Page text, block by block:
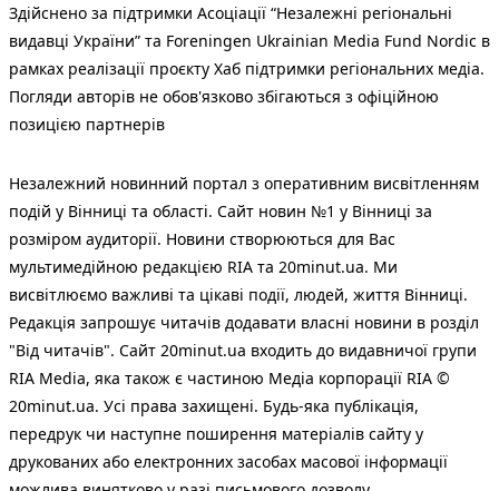
Здійснено за підтримки Асоціації “Незалежні регіональні
видавці України” та Foreningen Ukrainian Media Fund Nordic в
рамках реалізації проєкту Хаб підтримки регіональних медіа.
Погляди авторів не обов'язково збігаються з офіційною
позицією партнерів
Незалежний новинний портал з оперативним висвітленням
подій у Вінниці та області. Сайт новин №1 у Вінниці за
розміром аудиторії. Новини створюються для Вас
мультимедійною редакцією RIA та 20minut.ua. Ми
висвітлюємо важливі та цікаві події, людей, життя Вінниці.
Редакція запрошує читачів додавати власні новини в розділ
"Від читачів". Сайт 20minut.ua входить до видавничої групи
RIA Media, яка також є частиною Медіа корпорації RIA ©
20minut.ua. Усі права захищені. Будь-яка публiкацiя,
передрук чи наступне поширення матеріалів сайту у
друкованих або електронних засобах масової інформації